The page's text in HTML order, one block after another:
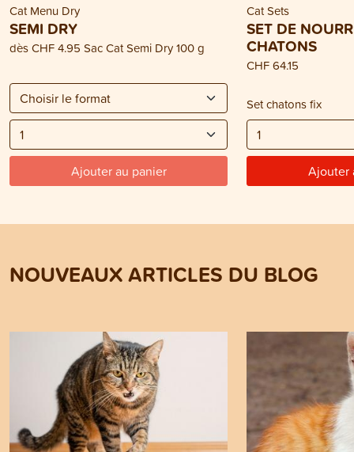
Cat Menu Dry
SEMI DRY
dèsCHF 4.95 Sac Cat Semi Dry 100 g
Ajouter au panier
Cat Sets
SET DE
CHATONS
CHF 64.15
Set chatons fix
Ajouter
NOUVEAUX ARTICLES DU BLOG